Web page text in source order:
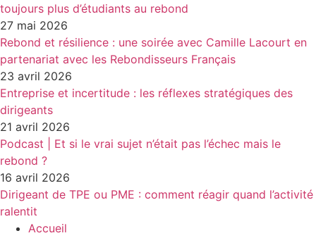
toujours plus d’étudiants au rebond
27 mai 2026
Rebond et résilience : une soirée avec Camille Lacourt en
partenariat avec les Rebondisseurs Français
23 avril 2026
Entreprise et incertitude : les réflexes stratégiques des
dirigeants
21 avril 2026
Podcast | Et si le vrai sujet n’était pas l’échec mais le
rebond ?
16 avril 2026
Dirigeant de TPE ou PME : comment réagir quand l’activité
ralentit
Accueil